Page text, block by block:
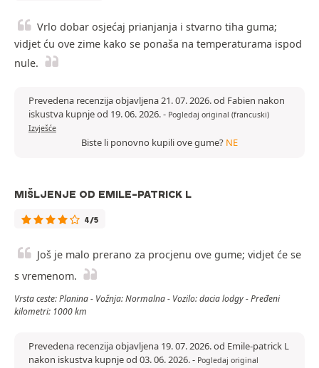
Vrlo dobar osjećaj prianjanja i stvarno tiha guma;
vidjet ću ove zime kako se ponaša na temperaturama ispod
nule.
Prevedena recenzija objavljena 21. 07. 2026. od Fabien nakon
iskustva kupnje od 19. 06. 2026.- Pogledaj original (francuski)
Izvješće
Biste li ponovno kupili ove gume? NE
MIŠLJENJE OD EMILE-PATRICK L
4/5
Još je malo prerano za procjenu ove gume; vidjet će se
s vremenom.
Vrsta ceste: Planina - Vožnja: Normalna - Vozilo: dacia lodgy - Pređeni
kilometri: 1000 km
Prevedena recenzija objavljena 19. 07. 2026. od Emile-patrick L
nakon iskustva kupnje od 03. 06. 2026.- Pogledaj original